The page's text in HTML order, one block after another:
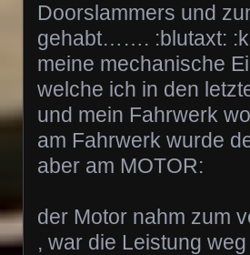
Doorslammers und
gehabt……. :blutaxt:
meine mechanische
welche ich in den
und mein Fahrwerk
am Fahrwerk wurde
aber am MOTOR:
der Motor nahm zum
, war die Leistung